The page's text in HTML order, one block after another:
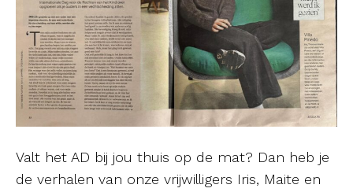
Valt het AD bij jou thuis op de mat? Dan heb je
de verhalen van onze vrijwilligers Iris, Maite en